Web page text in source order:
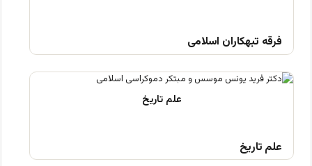
فرقه تبهکاران اسلامی
علم تاریخ